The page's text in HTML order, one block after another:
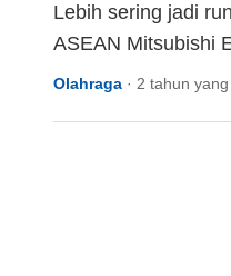
Lebih sering jadi
ASEAN Mitsubishi
Olahraga · 2 tahun